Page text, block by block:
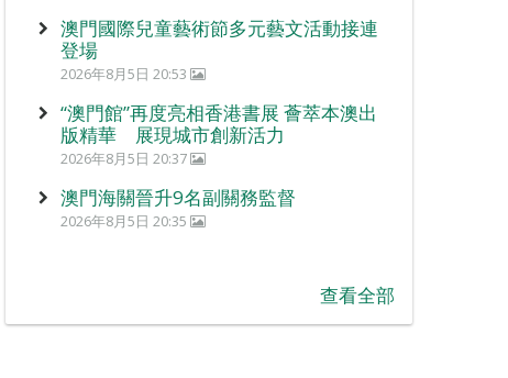
澳門國際兒童藝術節多元藝文活動接連
登場
2026年8月5日 20:53
“澳門館”再度亮相香港書展 薈萃本澳出
版精華 展現城市創新活力
2026年8月5日 20:37
澳門海關晉升9名副關務監督
2026年8月5日 20:35
查看全部